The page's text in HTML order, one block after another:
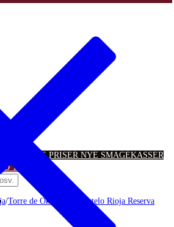
SKARPE PRISER NYE SMAGEKASSER
TILBUD
/Torre de Oña Finca Martelo Rioja Reserva